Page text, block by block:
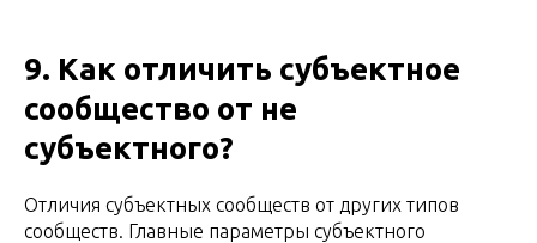
9. Как отличить субъектное
сообщество от не
субъектного?
Отличия субъектных сообществ от других типов
сообществ. Главные параметры субъектного